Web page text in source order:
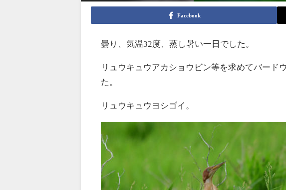
Facebook
曇り、気温32度、蒸し暑い一日でした。
リュウキュウアカショウビン等を求めてバード
た。
リュウキュウヨシゴイ。